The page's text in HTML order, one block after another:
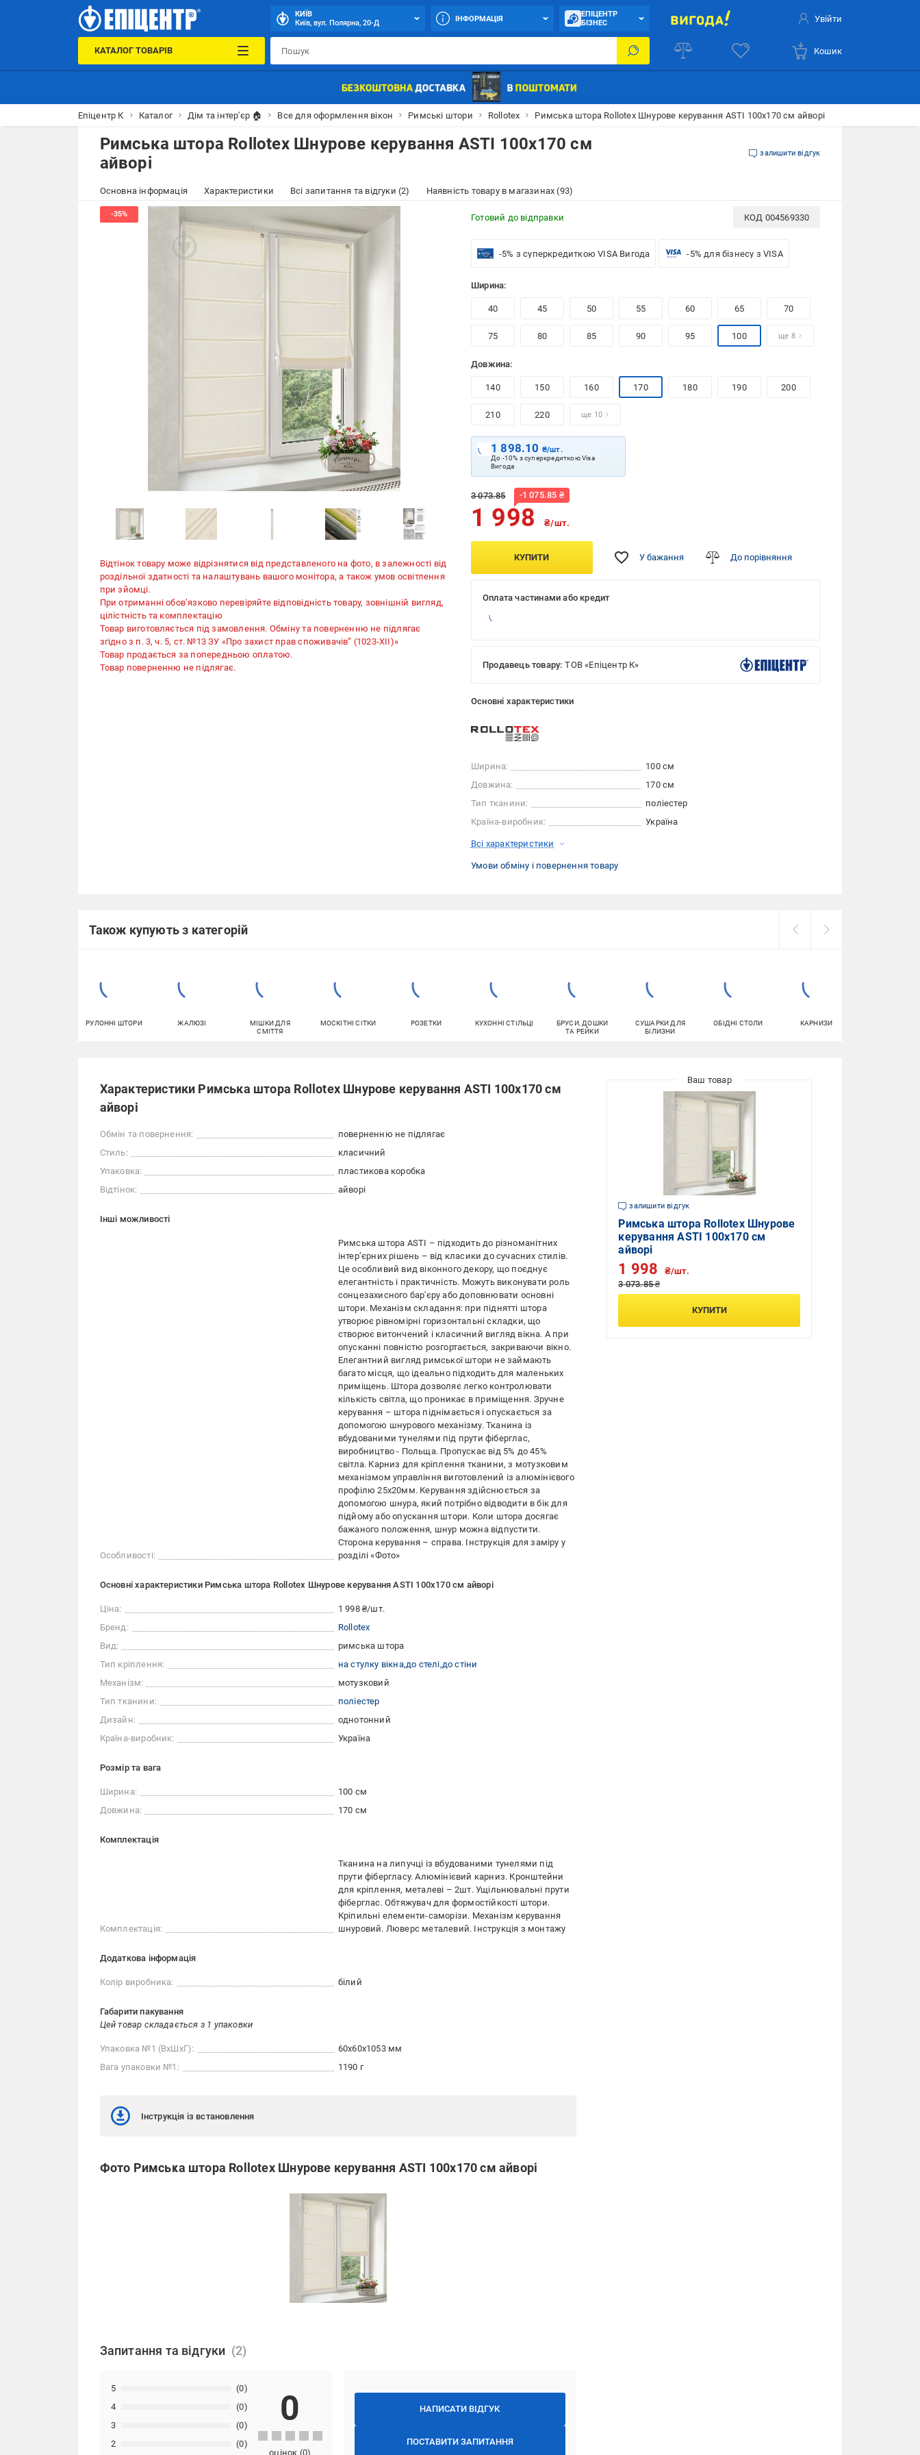
КИЇВ
Київ, вул. Полярна, 20-Д
ІНФОРМАЦІЯ
ЕПІЦЕНТР
БІЗНЕС
Увійти
КАТАЛОГ ТОВАРІВ Кошик
Епіцентр К Каталог Дім та інтер'єр 🏠 Все для оформлення вікон Римські штори Rollotex Римська штора Rollotex Шнурове керування ASTI 100x170 см айворі
Римська штора Rollotex Шнурове керування ASTI 100x170 см
айворі
залишити відгук
Основна інформація Характеристики Всі запитання та відгуки (2) Наявність товару в магазинах (93)
Відтінок товару може відрізнятися від представленого на фото, в залежності від
роздільної здатності та налаштувань вашого монітора, а також умов освітлення
при зйомці.
При отриманні обов’язково перевіряйте відповідність товару, зовнішній вигляд,
цілістність та комплектацію
Товар виготовляється під замовлення. Обміну та поверненню не підлягає
згідно з п. 3, ч. 5, ст. №13 ЗУ «Про захист прав споживачів” (1023-XII)»
Товар продається за попередньою оплатою.
Товар поверненню не підлягає.
Готовий до відправки КОД 004569330
-5% з суперкредиткою VISA Вигода -5% для бізнесу з VISA
Ширина:
40 45 50 55 60 65 70
75 80 85 90 95 100 ще 8
Довжина:
140 150 160 170 180 190 200
210 220 ще 10
1 898.10 ₴/шт.
До -10% з суперкредиткою Visa
Вигода
3 073.85 -1 075.85 ₴
1 998 ₴/шт.
КУПИТИ У бажання До порівняння
Оплата частинами або кредит
Продавець товару: ТОВ «Епіцентр К»
Основні характеристики
Ширина:
100 см
Довжина:
170 см
Тип тканини:
поліестер
Країна-виробник:
Україна
Всі характеристики
Умови обміну і повернення товару
Також купують з категорій
РУЛОННІ ШТОРИ ЖАЛЮЗІ
МІШКИ ДЛЯ
СМІТТЯ
МОСКІТНІ СІТКИ РОЗЕТКИ КУХОННІ СТІЛЬЦІ
БРУСИ, ДОШКИ
ТА РЕЙКИ
СУШАРКИ ДЛЯ
БІЛИЗНИ
ОБІДНІ СТОЛИ КАРНИЗИ
Характеристики Римська штора Rollotex Шнурове керування ASTI 100x170 см
айворі
Обмін та повернення:
поверненню не підлягає
Стиль:
класичний
Упаковка:
пластикова коробка
Відтінок:
айворі
Iншi можливостi
Особливості:
Римська штора ASTI – підходить до різноманітних
інтер’єрних рішень – від класики до сучасних стилів.
Це особливий вид віконного декору, що поєднує
елегантність і практичність. Можуть виконувати роль
сонцезахисного бар'єру або доповнювати основні
штори. Механізм складання: при піднятті штора
утворює рівномірні горизонтальні складки, що
створює витончений і класичний вигляд вікна. А при
опусканні повністю розгортається, закриваючи вікно.
Елегантний вигляд римської штори не займають
багато місця, що ідеально підходить для маленьких
приміщень. Штора дозволяє легко контролювати
кількість світла, що проникає в приміщення. Зручне
керування – штора піднімається і опускається за
допомогою шнурового механізму. Тканина із
вбудованими тунелями під прути фіберглас,
виробництво - Польща. Пропускає від 5% до 45%
світла. Карниз для кріплення тканини, з мотузковим
механізмом управління виготовлений із алюмінієвого
профілю 25х20мм. Керування здійснюється за
допомогою шнура, який потрібно відводити в бік для
підйому або опускання штори. Коли штора досягає
бажаного положення, шнур можна відпустити.
Сторона керування – справа. Інструкція для заміру у
розділі «Фото»
Основні характеристики Римська штора Rollotex Шнурове керування ASTI 100x170 см айворі
Ціна:
1 998 ₴/шт.
Бренд:
Rollotex
Вид:
римська штора
Тип кріплення:
на стулку вікна до стелі до стіни
Механізм:
мотузковий
Тип тканини:
поліестер
Дизайн:
однотонний
Країна-виробник:
Україна
Розмір та вага
Ширина:
100 см
Довжина:
170 см
Комплектація
Комплектація:
Тканина на липучці із вбудованими тунелями під
прути фібергласу. Алюмінієвий карниз. Кронштейни
для кріплення, металеві – 2шт. Ущільнювальні прути
фіберглас. Обтяжувач для формостійкості штори.
Кріпильні елементи-саморізи. Механізм керування
шнуровий. Люверс металевий. Інструкція з монтажу
Додаткова інформація
Колір виробника: білий
Габарити пакування
Цей товар складається з 1 упаковки
Упаковка №1 (ВхШхГ):
60x60x1053 мм
Вага упаковки №1:
1190 г
Інструкція із встановлення
Фото Римська штора Rollotex Шнурове керування ASTI 100x170 см айворі
Запитання та відгуки
НАПИСАТИ ВІДГУК
ПОСТАВИТИ ЗАПИТАННЯ
2 (0)
3 (0)
4 (0)
5 (0)
0
оцінок (0)
залишити відгук
Римська штора Rollotex Шнурове
керування ASTI 100x170 см
айворі
3 073.85 ₴
1 998 ₴/шт.
КУПИТИ